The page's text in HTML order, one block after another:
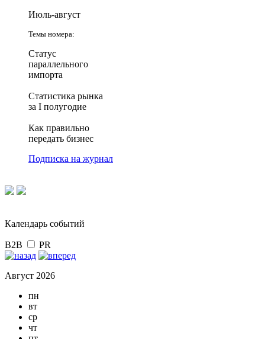
Июль-август
Темы номера:
Статус
параллельного
импорта
Статистика рынка
за I полугодие
Как правильно
передать бизнес
Подписка на журнал
Календарь событий
B2B PR
Август 2026
пн
вт
ср
чт